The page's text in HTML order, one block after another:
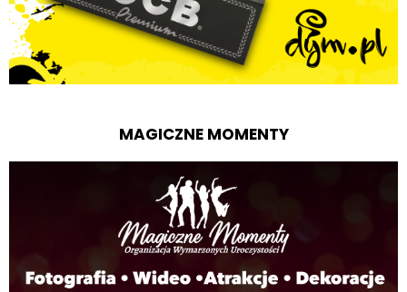
MAGICZNE MOMENTY